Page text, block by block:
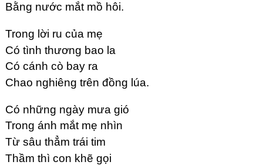
Bằng nước mắt mồ hôi.
Trong lời ru của mẹ
Có tình thương bao la
Có cánh cò bay ra
Chao nghiêng trên đồng lúa.
Có những ngày mưa gió
Trong ánh mắt mẹ nhìn
Từ sâu thẳm trái tim
Thầm thì con khẽ gọi